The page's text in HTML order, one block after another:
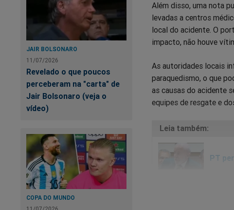
JAIR BOLSONARO
11/07/2026
Revelado o que poucos
perceberam na "carta" de
Jair Bolsonaro (veja o
vídeo)
COPA DO MUNDO
Além disso, uma nota
levadas a centros
local do acidente. O
impacto, não houve
As autoridades locais
paraquedismo, o que
as causas do acidente
equipes de resgate e
PT